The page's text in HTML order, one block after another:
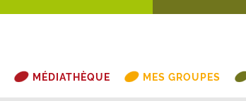
MÉDIATHÈQUE MES GROUPES